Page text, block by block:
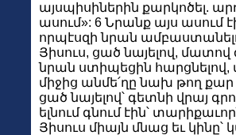
այսպիսիներին քարկոծել.
ասում»: 6 Նրանք այս ասում
որպէսզի նրան
Յիսուս, ցած նայելով, մատով
նրան ստիպեցին հարցնելով,
միջից անմե՛ղը նախ թող
ցած նայելով՝ գետնի վրայ
ելնում գնում էին՝
Յիսուս միայն մնաց եւ